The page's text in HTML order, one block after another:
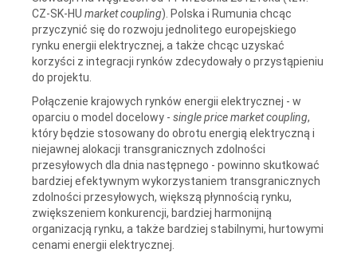
CZ-SK-HU market coupling). Polska i Rumunia chcąc
przyczynić się do rozwoju jednolitego europejskiego
rynku energii elektrycznej, a także chcąc uzyskać
korzyści z integracji rynków zdecydowały o przystąpieniu
do projektu.
Połączenie krajowych rynków energii elektrycznej - w
oparciu o model docelowy - single price market coupling,
który będzie stosowany do obrotu energią elektryczną i
niejawnej alokacji transgranicznych zdolności
przesyłowych dla dnia następnego - powinno skutkować
bardziej efektywnym wykorzystaniem transgranicznych
zdolności przesyłowych, większą płynnością rynku,
zwiększeniem konkurencji, bardziej harmonijną
organizacją rynku, a także bardziej stabilnymi, hurtowymi
cenami energii elektrycznej.